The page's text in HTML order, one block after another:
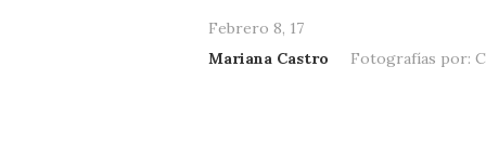
Febrero 8, 17
Mariana Castro
Fotografías por: